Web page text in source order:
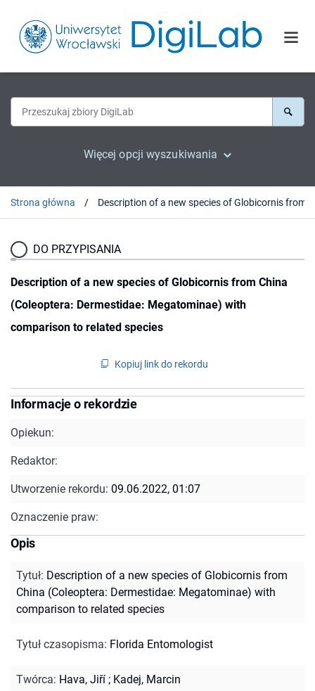
Więcej opcji wyszukiwania
Strona główna
DO PRZYPISANIA
Description of a new species of Globicornis from China
(Coleoptera: Dermestidae: Megatominae) with
comparison to related species
Kopiuj link do rekordu
Informacje o rekordzie
Opiekun:
Redaktor:
Utworzenie rekordu: 09.06.2022, 01:07
Oznaczenie praw:
Opis
Tytuł: Description of a new species of Globicornis from
China (Coleoptera: Dermestidae: Megatominae) with
comparison to related species
Tytuł czasopisma: Florida Entomologist
Twórca: Hava, Jiří ; Kadej, Marcin